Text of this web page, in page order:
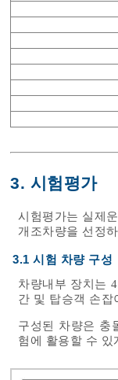
3. 시험평가
시험평가는 실제
개조차량을 선정
3.1 시험 차량 구성
차량내부 장치는
간 및 탑승객 손잡
구성된 차량은 충
험에 활용할 수 있